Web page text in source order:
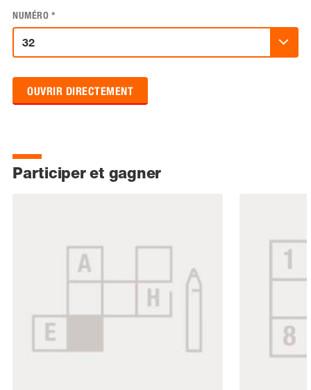
NUMÉRO *
OUVRIR DIRECTEMENT
Participer et gagner